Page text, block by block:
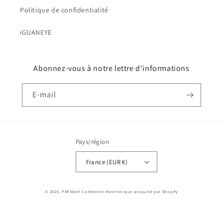
Politique de confidentialité
iGUANEYE
Abonnez-vous à notre lettre d'informations
E-mail
Pays/région
France (EUR €)
© 2026, PAPAbelt Commerce électronique propulsé par Shopify